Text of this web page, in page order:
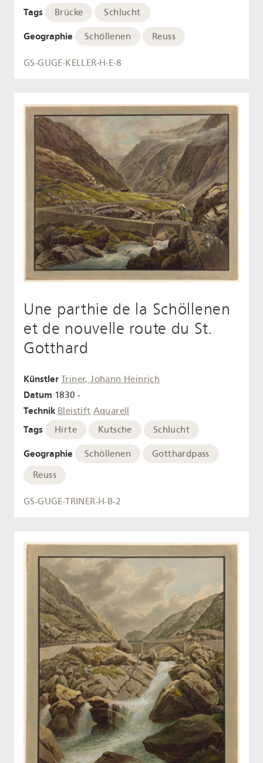
Tags Brücke Schlucht
Geographie Schöllenen Reuss
GS-GUGE-KELLER-H-E-8
Une parthie de la Schöllenen
et de nouvelle route du St.
Gotthard
Künstler Triner, Johann Heinrich
Datum 1830 -
Technik Bleistift Aquarell
Tags Hirte Kutsche Schlucht
Geographie Schöllenen
Gotthardpass
Reuss
GS-GUGE-TRINER-H-B-2